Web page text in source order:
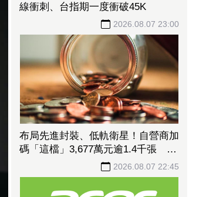
線衝刺、台指期一度衝破45K
2026.08.07 23:00
布局先進封裝、低軌衛星！自營商加
碼「這檔」3,677萬元逾1.4千張 加
2026.08.07 22:45